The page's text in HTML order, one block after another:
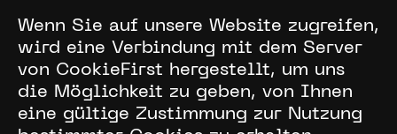
Wenn Sie auf unsere Website zugreifen,
wird eine Verbindung mit dem Server
von CookieFirst hergestellt, um uns
die Möglichkeit zu geben, von Ihnen
eine gültige Zustimmung zur Nutzung